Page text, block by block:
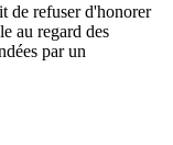
refuser d'honorer
au regard des
par un